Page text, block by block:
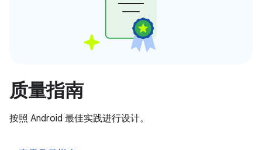
质量指南
按照 Android 最佳实践进行设计。